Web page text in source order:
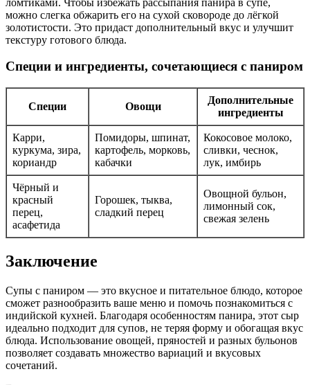
можно слегка обжарить его на сухой сковороде до лёгкой
золотистости. Это придаст дополнительный вкус и улучшит
текстуру готового блюда.
Специи и ингредиенты, сочетающиеся с паниром
Специи Овощи
Дополнительные
ингредиенты
Карри,
куркума, зира,
кориандр
Помидоры, шпинат,
картофель, морковь,
кабачки
Кокосовое молоко,
сливки, чеснок,
лук, имбирь
Чёрный и
красный
перец,
асафетида
Горошек, тыква,
сладкий перец
Овощной бульон,
лимонный сок,
свежая зелень
Заключение
Супы с паниром — это вкусное и питательное блюдо, которое
сможет разнообразить ваше меню и помочь познакомиться с
индийской кухней. Благодаря особенностям панира, этот сыр
идеально подходит для супов, не теряя форму и обогащая вкус
блюда. Использование овощей, пряностей и разных бульонов
позволяет создавать множество вариаций и вкусовых
сочетаний.